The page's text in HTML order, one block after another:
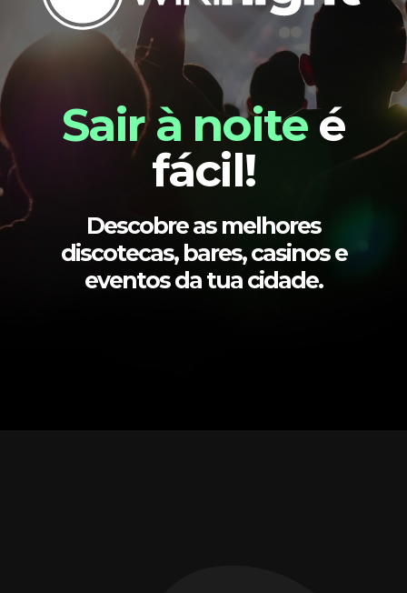
Sair à noiteé
fácil!
Descobre as melhores
discotecas, bares, casinos e
eventos da tua cidade.